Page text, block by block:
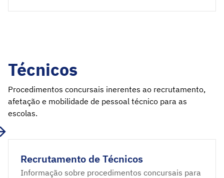
Técnicos
Procedimentos concursais inerentes ao recrutamento,
afetação e mobilidade de pessoal técnico para as
escolas.
Recrutamento de Técnicos
Informação sobre procedimentos concursais para